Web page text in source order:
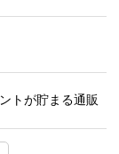
トが貯まる通販